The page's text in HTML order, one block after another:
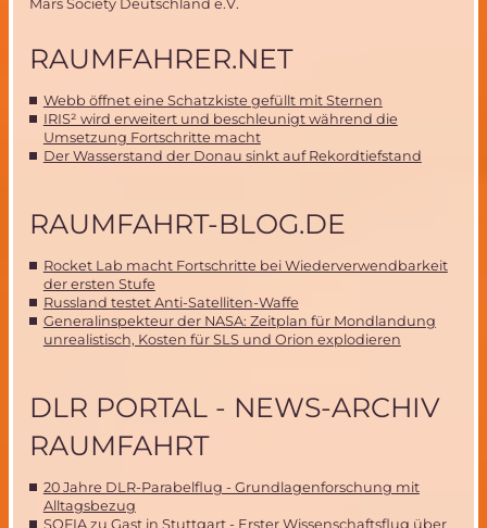
Mars Society Deutschland e.V.
RAUMFAHRER.NET
Webb öffnet eine Schatzkiste gefüllt mit Sternen
IRIS² wird erweitert und beschleunigt während die
Umsetzung Fortschritte macht
Der Wasserstand der Donau sinkt auf Rekordtiefstand
RAUMFAHRT-BLOG.DE
Rocket Lab macht Fortschritte bei Wiederverwendbarkeit
der ersten Stufe
Russland testet Anti-Satelliten-Waffe
Generalinspekteur der NASA: Zeitplan für Mondlandung
unrealistisch, Kosten für SLS und Orion explodieren
DLR PORTAL - NEWS-ARCHIV
RAUMFAHRT
20 Jahre DLR-Parabelflug - Grundlagenforschung mit
Alltagsbezug
SOFIA zu Gast in Stuttgart - Erster Wissenschaftsflug über